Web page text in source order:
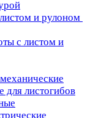
и рулоном
с листом и
листогибов